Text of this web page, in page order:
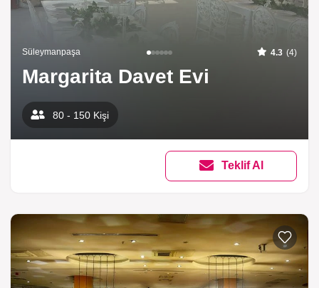
Süleymanpaşa 4.3 (4)
Margarita Davet Evi
80 - 150 Kişi
Teklif Al